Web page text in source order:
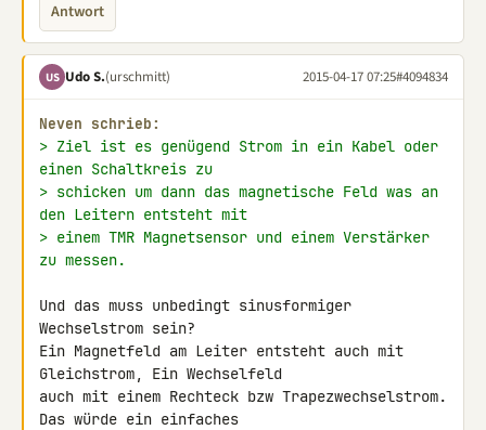
Antwort
US Udo S.(urschmitt) 2015-04-17 07:25#4094834
Neven schrieb:
> Ziel ist es genügend Strom in ein Kabel oder
einen Schaltkreis zu
> schicken um dann das magnetische Feld was an
den Leitern entsteht mit
> einem TMR Magnetsensor und einem Verstärker
zu messen.
Und das muss unbedingt sinusformiger
Wechselstrom sein?
Ein Magnetfeld am Leiter entsteht auch mit
Gleichstrom, Ein Wechselfeld
auch mit einem Rechteck bzw Trapezwechselstrom.
Das würde ein einfaches